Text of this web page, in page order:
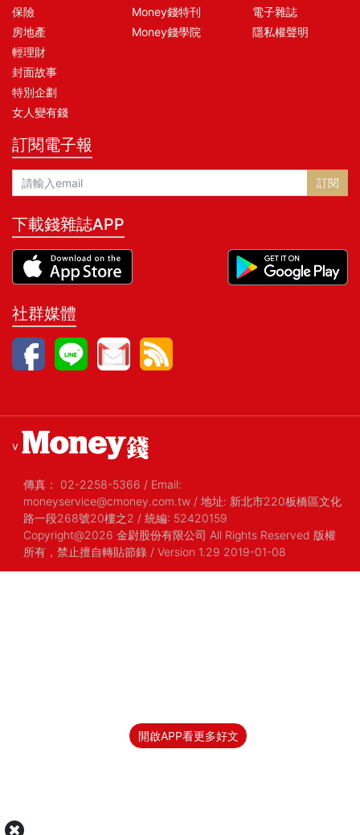
開啟APP看更多好文
保險
房地產
輕理財
封面故事
特別企劃
女人變有錢
Money錢特刊
Money錢學院
電子雜誌
隱私權聲明
訂閱電子報
訂閱
下載錢雜誌APP
社群媒體
v
傳真： 02-2258-5366 / Email:
moneyservice@cmoney.com.tw / 地址: 新北市220板橋區文化
路一段268號20樓之2 / 統編: 52420159
Copyright@2026 金尉股份有限公司 All Rights Reserved 版權
所有，禁止擅自轉貼節錄 / Version 1.29 2019-01-08